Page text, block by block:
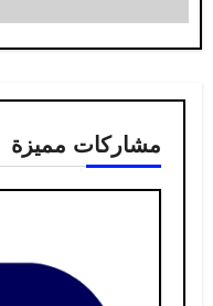
مشاركات مميزة